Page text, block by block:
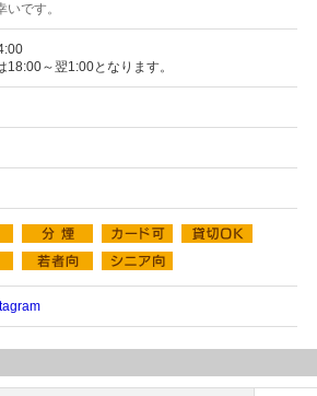
いです。
～翌1:00となります。